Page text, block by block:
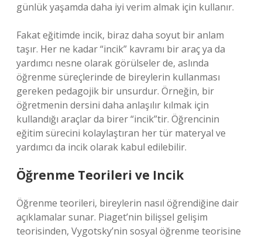
günlük yaşamda daha iyi verim almak için kullanır.
Fakat eğitimde incik, biraz daha soyut bir anlam
taşır. Her ne kadar “incik” kavramı bir araç ya da
yardımcı nesne olarak görülseler de, aslında
öğrenme süreçlerinde de bireylerin kullanması
gereken pedagojik bir unsurdur. Örneğin, bir
öğretmenin dersini daha anlaşılır kılmak için
kullandığı araçlar da birer “incik”tir. Öğrencinin
eğitim sürecini kolaylaştıran her tür materyal ve
yardımcı da incik olarak kabul edilebilir.
Öğrenme Teorileri ve Incik
Öğrenme teorileri, bireylerin nasıl öğrendiğine dair
açıklamalar sunar. Piaget’nin bilişsel gelişim
teorisinden, Vygotsky’nin sosyal öğrenme teorisine